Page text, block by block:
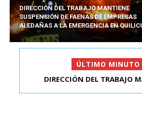
DIRECCIÓN DEL TRABAJO MANTIENE
SUSPENSIÓN DE FAENAS DE EMPRESAS
ALEDAÑAS A LA EMERGENCIA EN
ÚLTIMO MINUTO
DIRECCIÓN DEL TRABAJO
CRIMEN DE ESTUDIANTE EN